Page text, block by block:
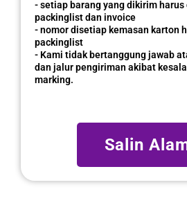
- setiap barang yang dikirim
packinglist dan invoice
- nomor disetiap kemasan karton
packinglist
- Kami tidak bertanggung jawab
dan jalur pengiriman akibat
marking.
Salin